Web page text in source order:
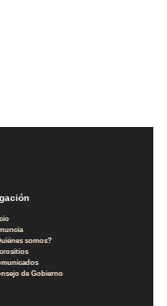
somos?
de Gobierno